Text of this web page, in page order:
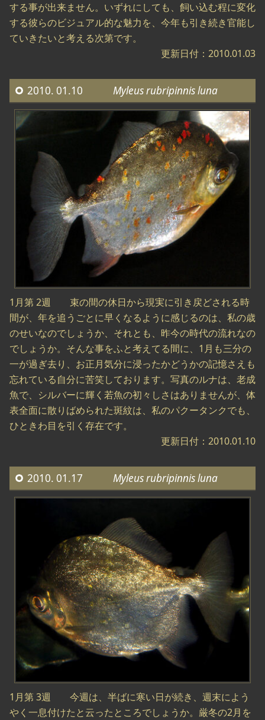
する事が出来ません。いずれにしても、飼い込む程に変化
する彼らのビジュアル的な魅力を、今年も引き続き官能し
ていきたいと考える次第です。
更新日付：2010.01.03
2010. 01.10 Myleus rubripinnis luna
1月第 2週 束の間の休日から現実に引き戻どされる時
間が、年を追うごとに早くなるように感じるのは、私の歳
のせいなのでしょうか、それとも、昨今の時代の流れなの
でしょうか。そんな事をふと考えてる間に、1月も三分の
一が過ぎ去り、お正月気分に浸ったかどうかの記憶さえも
忘れている自分に苦笑しております。写真のルナは、老成
魚で、シルバーに輝く若魚の初々しさはありませんが、体
表全面に散りばめられた斑紋は、私のパクータンクでも、
ひときわ目を引く存在です。
更新日付：2010.01.10
2010. 01.17 Myleus rubripinnis luna
1月第 3週 今週は、半ばに寒い日が続き、週末によう
やく一息付けたと云ったところでしょうか。厳冬の2月を